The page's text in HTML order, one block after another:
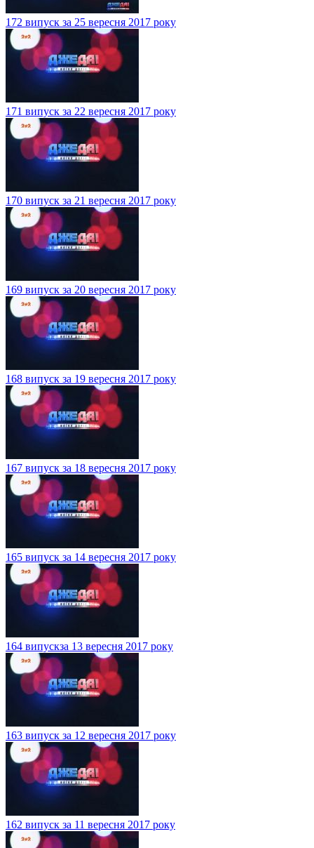
172 випуск за 25 вересня 2017 року
171 випуск за 22 вересня 2017 року
170 випуск за 21 вересня 2017 року
169 випуск за 20 вересня 2017 року
168 випуск за 19 вересня 2017 року
167 випуск за 18 вересня 2017 року
165 випуск за 14 вересня 2017 року
164 випускза 13 вересня 2017 року
163 випуск за 12 вересня 2017 року
162 випуск за 11 вересня 2017 року